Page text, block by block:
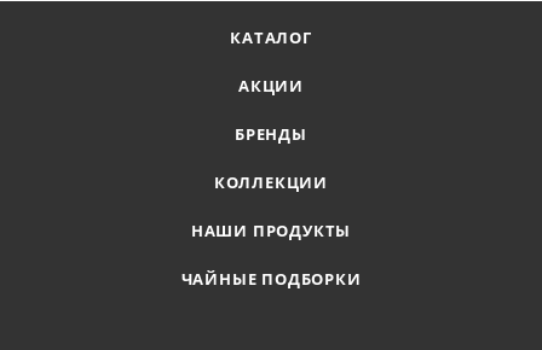
КАТАЛОГ
АКЦИИ
БРЕНДЫ
КОЛЛЕКЦИИ
НАШИ ПРОДУКТЫ
ЧАЙНЫЕ ПОДБОРКИ